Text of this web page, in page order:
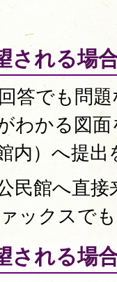
される場
答でも問
わかる図
内）へ提
民館へ直
ックスで
される場